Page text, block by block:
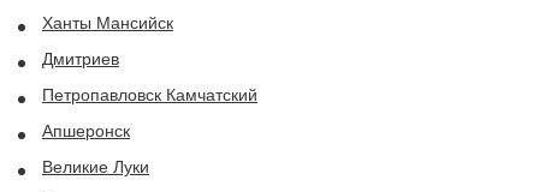
Ханты Мансийск
Дмитриев
Петропавловск Камчатский
Апшеронск
Великие Луки